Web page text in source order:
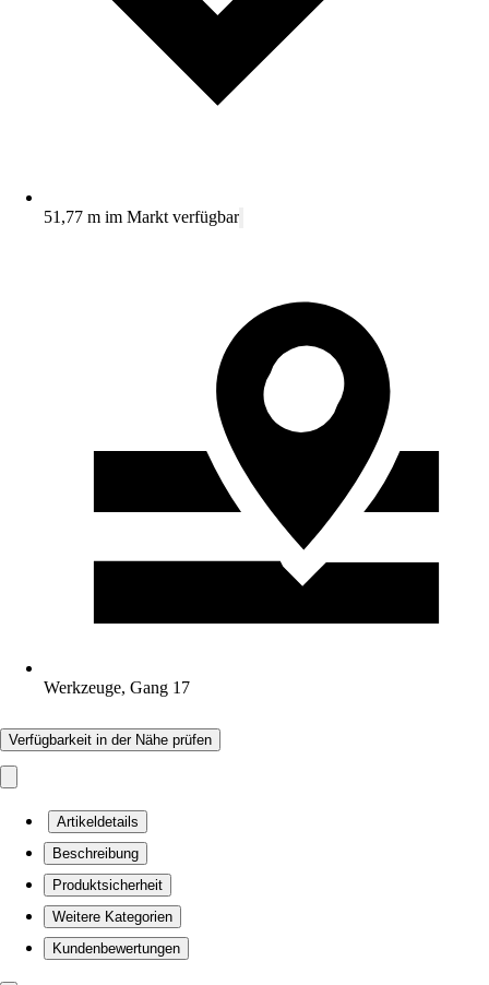
51,77 m im Markt verfügbar
Werkzeuge, Gang 17
Verfügbarkeit in der Nähe prüfen
Artikeldetails
Beschreibung
Produktsicherheit
Weitere Kategorien
Kundenbewertungen